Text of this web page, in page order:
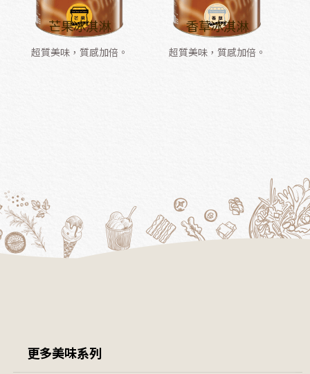
芒果冰淇淋
超質美味，質感加倍。
香草冰淇淋
超質美味，質感加倍。
更多美味系列